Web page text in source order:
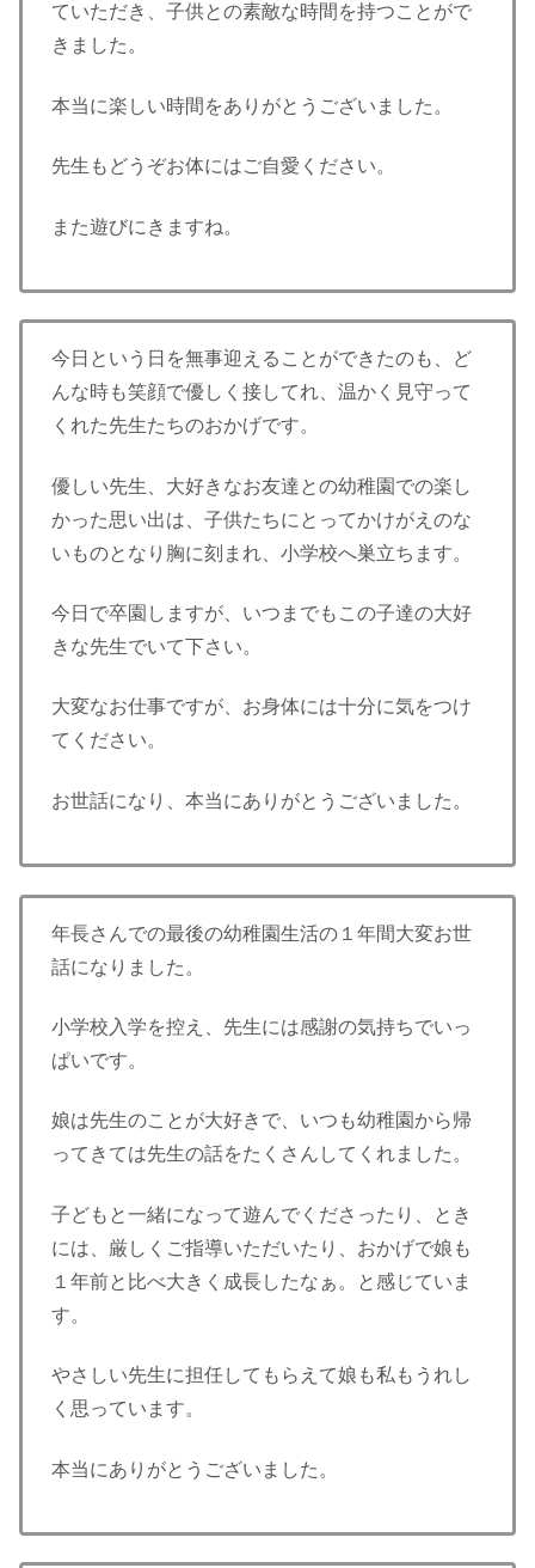
ていただき、子供との素敵な時間を持つことがで
きました。
本当に楽しい時間をありがとうございました。
先生もどうぞお体にはご自愛ください。
また遊びにきますね。
今日という日を無事迎えることができたのも、ど
んな時も笑顔で優しく接してれ、温かく見守って
くれた先生たちのおかげです。
優しい先生、大好きなお友達との幼稚園での楽し
かった思い出は、子供たちにとってかけがえのな
いものとなり胸に刻まれ、小学校へ巣立ちます。
今日で卒園しますが、いつまでもこの子達の大好
きな先生でいて下さい。
大変なお仕事ですが、お身体には十分に気をつけ
てください。
お世話になり、本当にありがとうございました。
年長さんでの最後の幼稚園生活の１年間大変お世
話になりました。
小学校入学を控え、先生には感謝の気持ちでいっ
ぱいです。
娘は先生のことが大好きで、いつも幼稚園から帰
ってきては先生の話をたくさんしてくれました。
子どもと一緒になって遊んでくださったり、とき
には、厳しくご指導いただいたり、おかげで娘も
１年前と比べ大きく成長したなぁ。と感じていま
す。
やさしい先生に担任してもらえて娘も私もうれし
く思っています。
本当にありがとうございました。